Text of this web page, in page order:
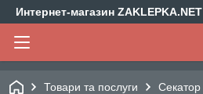
Интернет-магазин ZAKLEPKA.NET
Товари та послуги Секатор